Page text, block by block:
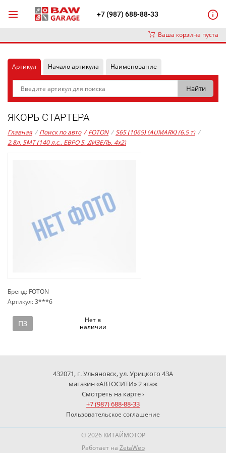
+7 (987) 688-88-33
Ваша корзина пуста
Артикул Начало артикула Наименование
ЯКОРЬ СТАРТЕРА
Главная / Поиск по авто / FOTON / S65 (1065) (AUMARK) (6.5 т) /
2,8л. 5MT (140 л.с., ЕВРО 5, ДИЗЕЛЬ, 4x2)
Бренд: FOTON
Артикул: 3***6
ПЗ
Нет в
наличии
432071, г. Ульяновск, ул. Урицкого 43А
магазин «АВТОСИТИ» 2 этаж
Смотреть на карте ›
+7 (987) 688-88-33
Пользовательское соглашение
© 2026 КИТАЙМОТОР
Работает на ZetaWeb